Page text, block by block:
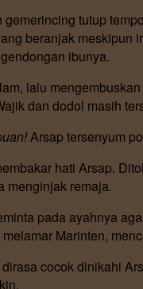
tutup
beranjak
ibunya.
lalu
dan dodol masih
Arsap tersenyum
hati Arsap.
menginjak remaja.
pada ayahnya
Marinten,
cocok dinikahi